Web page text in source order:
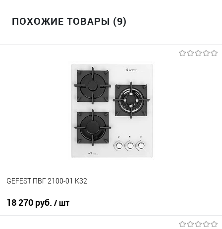
ПОХОЖИЕ ТОВАРЫ (9)
GEFEST ПВГ 2100-01 К32
18 270 руб. / шт